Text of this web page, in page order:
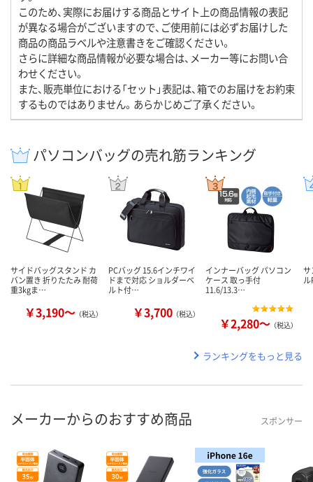
このため、実際にお届けする商品とサイト上の商品情報の表記
が異なる場合がございますので、ご使用前には必ずお届けした
商品の商品ラベルや注意書きをご確認ください。
さらに詳細な商品情報が必要な場合は、メーカー等にお問い合
わせください。
また、販売単位における「セット」表記は、箱でのお届けをお約束
するものではありません。あらかじめご了承ください。
パソコンバッグの売れ筋ランキング
サイドバッグスタンド カ
バン置き 折りたたみ 耐荷
重3kgま…
￥3,190～ （税込）
PCバッグ 15.6インチワイ
ドまで対応 ショルダーベ
ルト付…
￥3,700 （税込）
インナーバッグ パソコン
ケース 取っ手付
11.6/13.3…
￥2,280～ （税込）
サ
ランキングをもっと見る
メーカーからのおすすめ商品 スポンサー